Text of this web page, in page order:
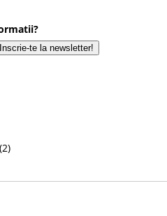
(2)